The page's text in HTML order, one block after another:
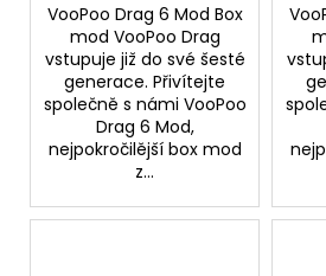
VooPoo Drag 6 Mod Box
mod VooPoo Drag
vstupuje již do své šesté
generace. Přivítejte
společně s námi VooPoo
Drag 6 Mod,
nejpokročilější box mod
z...